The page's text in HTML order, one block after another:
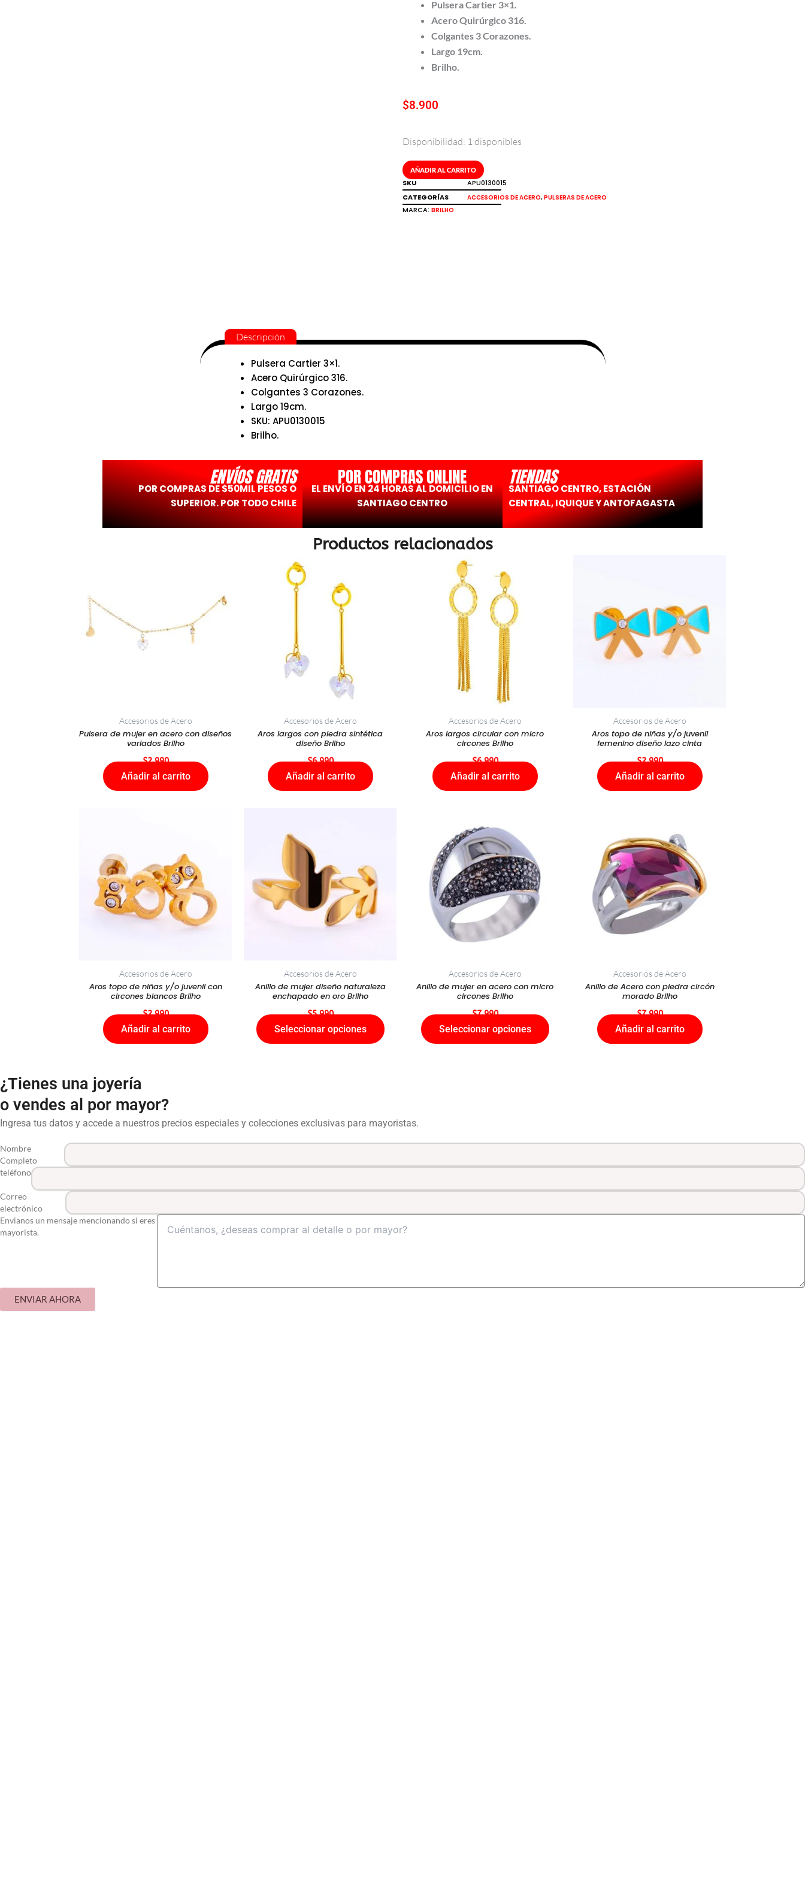
Pulsera Cartier 3×1.
Acero Quirúrgico 316.
Colgantes 3 Corazones.
Largo 19cm.
Brilho.
$8.900
Disponibilidad: 1 disponibles
Pulsera
y
colgantes
de
corazón
en
AÑADIR AL CARRITO
SKU
APU0130015
CATEGORÍAS
ACCESORIOS DE ACERO,PULSERAS DE ACERO
MARCA:BRILHO
Descripción
Pulsera Cartier 3×1.
Acero Quirúrgico 316.
Colgantes 3 Corazones.
Largo 19cm.
SKU: APU0130015
Brilho.
ENVÍOS GRATIS
POR COMPRAS DE $50MIL PESOS O
SUPERIOR. POR TODO CHILE
POR COMPRAS ONLINE
EL ENVÍO EN 24 HORAS AL DOMICILIO EN
SANTIAGO CENTRO
TIENDAS
SANTIAGO CENTRO, ESTACIÓN
CENTRAL, IQUIQUE Y ANTOFAGASTA
Productos relacionados
Accesorios de Acero
Pulsera de mujer en acero con diseños
variados Brilho
$2.990
Añadir al carrito
Accesorios de Acero
Aros largos con piedra sintética
diseño Brilho
$6.990
Añadir al carrito
Accesorios de Acero
Aros largos circular con micro
circones Brilho
$6.990
Añadir al carrito
Accesorios de Acero
Aros topo de niñas y/o juvenil
femenino diseño lazo cinta
$2.990
Añadir al carrito
Accesorios de Acero
Aros topo de niñas y/o juvenil con
circones blancos Brilho
$2.990
Añadir al carrito
Accesorios de Acero
Anillo de mujer diseño naturaleza
enchapado en oro Brilho
$5.990
Seleccionar opciones
variantes.
Las
opciones
se
en
la
página
de
producto
Accesorios de Acero
Anillo de mujer en acero con micro
circones Brilho
$7.990
Seleccionar opciones
producto
tiene
múltiples
variantes.
Las
opciones
se
pueden
en
la
página
de
producto
Accesorios de Acero
Anillo de Acero con piedra circón
morado Brilho
$7.990
Añadir al carrito
¿Tienes una joyería
o vendes al por mayor?
Ingresa tus datos y accede a nuestros precios especiales y colecciones exclusivas para mayoristas.
Nombre
Completo
teléfono
Correo
electrónico
Envianos un mensaje mencionando si eres
mayorista.
ENVIAR AHORA